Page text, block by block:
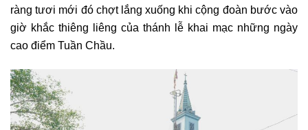
ràng tươi mới đó chợt lắng xuống khi cộng đoàn bước vào
giờ khắc thiêng liêng của thánh lễ khai mạc những ngày
cao điểm Tuần Chầu.